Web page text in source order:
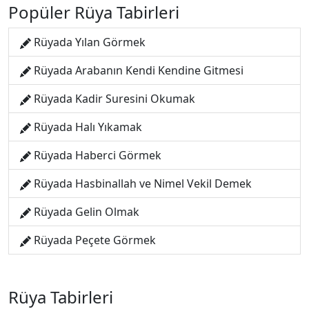
Popüler Rüya Tabirleri
Rüyada Yılan Görmek
Rüyada Arabanın Kendi Kendine Gitmesi
Rüyada Kadir Suresini Okumak
Rüyada Halı Yıkamak
Rüyada Haberci Görmek
Rüyada Hasbinallah ve Nimel Vekil Demek
Rüyada Gelin Olmak
Rüyada Peçete Görmek
Rüya Tabirleri